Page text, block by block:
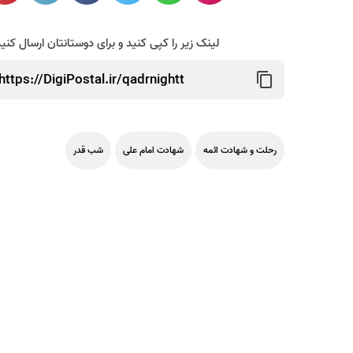
لینک زیر را کپی کنید و برای دوستانتان ارسال
رحلت و شهادت ائمه شهادت امام علی شب قدر